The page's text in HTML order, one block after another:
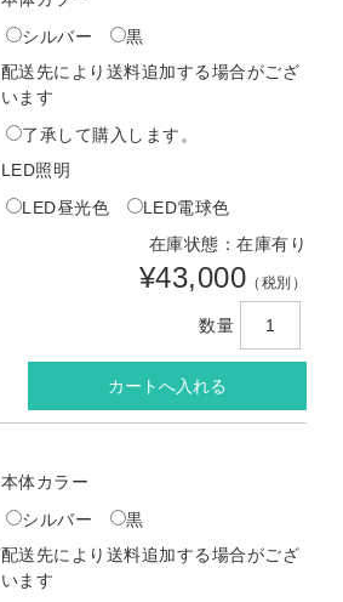
シルバー
黒
配送先により送料追加する場合がござ
います
了承して購入します。
LED照明
LED昼光色
LED電球色
在庫状態：在庫有り
¥43,000 （税別）
数量
本体カラー
シルバー
黒
配送先により送料追加する場合がござ
います